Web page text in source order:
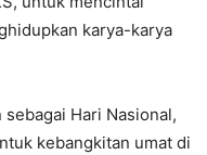
karya-karya
Hari Nasional,
kebangkitan umat di